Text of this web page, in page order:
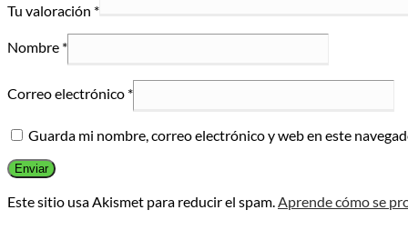
Tu valoración *
Nombre *
Correo electrónico *
Guarda mi nombre, correo electrónico y web en este
Este sitio usa Akismet para reducir el spam.Aprende cómo se